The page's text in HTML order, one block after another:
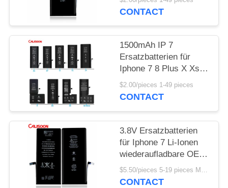
CONTACT
1500mAh IP 7
Ersatzbatterien für
Iphone 7 8 Plus X Xs
Xr 11 12 13 Pro Max
$2.00/pieces 1-49 pieces
CONTACT
3.8V Ersatzbatterien
für Iphone 7 Li-Ionen
wiederaufladbare OEM-
Batterie
$5.50/pieces 5-19 pieces MOQ:5 Stücke
CONTACT